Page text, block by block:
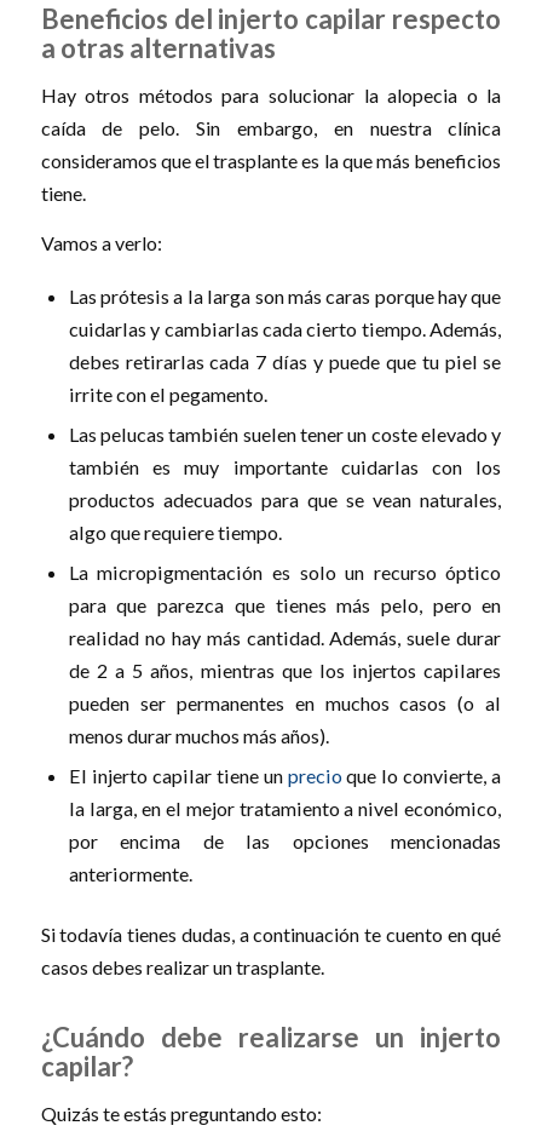
Beneficios del injerto capilar respecto
a otras alternativas
Hay otros métodos para solucionar la alopecia o la
caída de pelo. Sin embargo, en nuestra clínica
consideramos que el trasplante es la que más beneficios
tiene.
Vamos a verlo:
Las prótesis a la larga son más caras porque hay que
cuidarlas y cambiarlas cada cierto tiempo. Además,
debes retirarlas cada 7 días y puede que tu piel se
irrite con el pegamento.
Las pelucas también suelen tener un coste elevado y
también es muy importante cuidarlas con los
productos adecuados para que se vean naturales,
algo que requiere tiempo.
La micropigmentación es solo un recurso óptico
para que parezca que tienes más pelo, pero en
realidad no hay más cantidad. Además, suele durar
de 2 a 5 años, mientras que los injertos capilares
pueden ser permanentes en muchos casos (o al
menos durar muchos más años).
El injerto capilar tiene un precioque lo convierte, a
la larga, en el mejor tratamiento a nivel económico,
por encima de las opciones mencionadas
anteriormente.
Si todavía tienes dudas, a continuación te cuento en qué
casos debes realizar un trasplante.
¿Cuándo debe realizarse un injerto
capilar?
Quizás te estás preguntando esto: